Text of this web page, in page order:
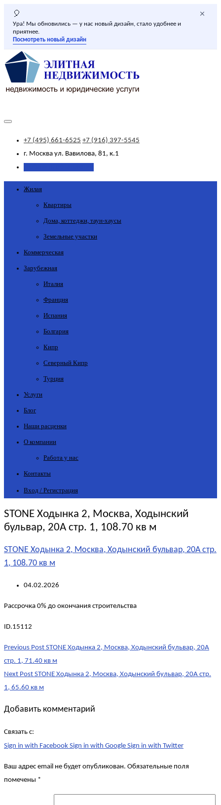
🎈
Ура! Мы обновились — у нас новый дизайн, стало удобнее и
приятнее.
Посмотреть новый дизайн
×
+7 (495) 661-6525 +7 (916) 397-5545
г. Москва ул. Вавилова, 81, к.1
Жилая
Квартиры
Дома, коттеджи, таун-хаусы
Земельные участки
Коммерческая
Зарубежная
Италия
Франция
Испания
Болгария
Кипр
Северный Кипр
Турция
Услуги
Блог
Наши расценки
О компании
Работа у нас
Контакты
Вход / Регистрация
STONE Ходынка 2, Москва, Ходынский
бульвар, 20А стр. 1, 108.70 кв м
STONE Ходынка 2, Москва, Ходынский бульвар, 20А стр.
1, 108.70 кв м
04.02.2026
Рассрочка 0% до окончания строительства
ID.15112
Post
navigation
Previous Post STONE Ходынка 2, Москва, Ходынский бульвар, 20А
стр. 1, 71.40 кв м
Next Post STONE Ходынка 2, Москва, Ходынский бульвар, 20А стр.
1, 65.60 кв м
Добавить комментарий
Связать с:
Sign in with Facebook Sign in with Google Sign in with Twitter
Ваш адрес email не будет опубликован. Обязательные поля
помечены *